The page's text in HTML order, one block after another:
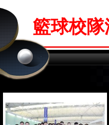
籃球校